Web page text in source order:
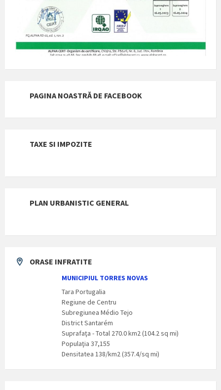
PAGINA NOASTRĂ DE FACEBOOK
TAXE SI IMPOZITE
PLAN URBANISTIC GENERAL
ORASE INFRATITE
MUNICIPIUL TORRES NOVAS
Tara Portugalia
Regiune de Centru
Subregiunea Médio Tejo
District Santarém
Suprafaţa - Total 270.0 km2 (104.2 sq mi)
Populaţia 37,155
Densitatea 138/km2 (357.4/sq mi)